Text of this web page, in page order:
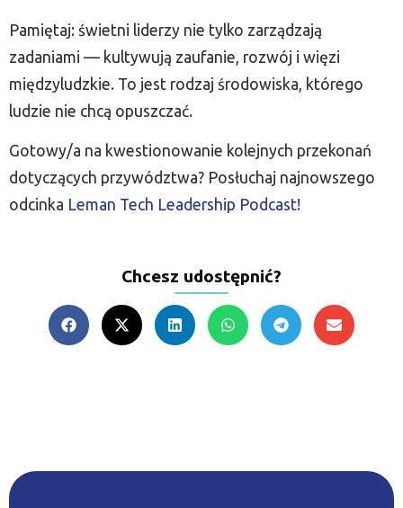
Pamiętaj: świetni liderzy nie tylko zarządzają
zadaniami — kultywują zaufanie, rozwój i więzi
międzyludzkie. To jest rodzaj środowiska, którego
ludzie nie chcą opuszczać.
Gotowy/a na kwestionowanie kolejnych przekonań
dotyczących przywództwa? Posłuchaj najnowszego
odcinka Leman Tech Leadership Podcast!
Chcesz udostępnić?